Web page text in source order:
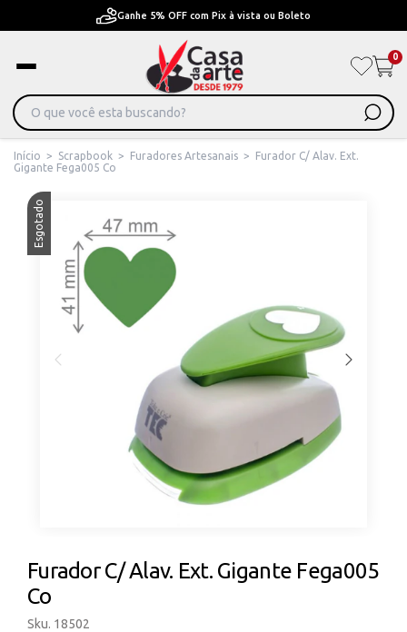
Pague em Até 6x sem juros ou ate 12x com juros
0
Início > Scrapbook > Furadores Artesanais >
Furador C/ Alav. Ext.
Gigante Fega005 Co
Esgotado
Furador C/ Alav. Ext. Gigante Fega005
Co
Sku. 18502